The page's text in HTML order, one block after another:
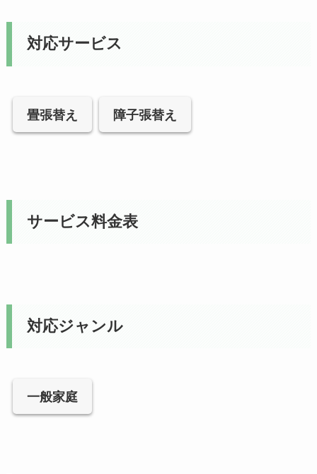
対応サービス
畳張替え 障子張替え
サービス料金表
対応ジャンル
一般家庭